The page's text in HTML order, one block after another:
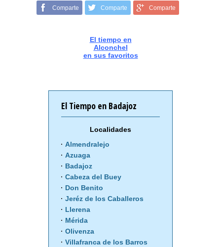
Comparte Comparte Comparte
El tiempo en
Alconchel
en sus favoritos
El Tiempo en Badajoz
Localidades
Almendralejo
Azuaga
Badajoz
Cabeza del Buey
Don Benito
Jeréz de los Caballeros
Llerena
Mérida
Olivenza
Villafranca de los Barros